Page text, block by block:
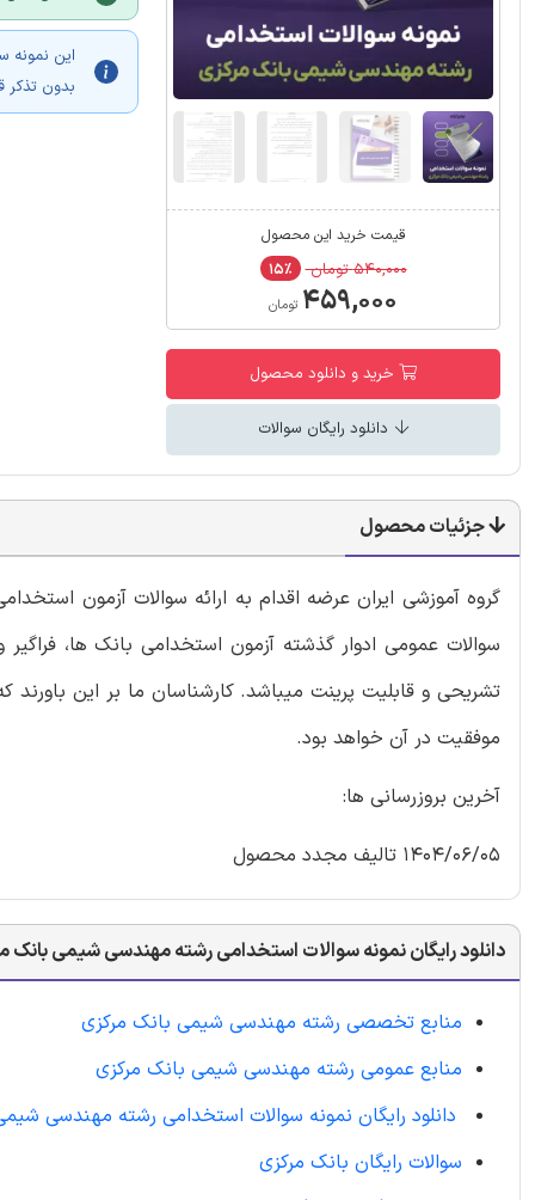
قیمت خرید این محصول
۵۴۰,۰۰۰ تومان ۱۵٪
۴۵۹,۰۰۰ تومان
خرید و دانلود محصول
دانلود رایگان سوالات
این نمونه
بدون تذکر
جزئیات محصول
گروه آموزشی ایران عرضه اقدام به ارائه سوالات آزمون
سوالات عمومی ادوار گذشته آزمون استخدامی بانک ها،
تشریحی و قابلیت پرینت میباشد. کارشناسان ما بر این
موفقیت در آن خواهد بود.
آخرین بروزرسانی ها:
1404/06/05 تالیف مجدد محصول
دانلود رایگان نمونه سوالات استخدامی رشته مهندسی شیمی بانک
منابع تخصصی رشته مهندسی شیمی بانک مرکزی
منابع عمومی رشته مهندسی شیمی بانک مرکزی
دانلود رایگان نمونه سوالات استخدامی رشته مهندسی
سوالات رایگان بانک مرکزی